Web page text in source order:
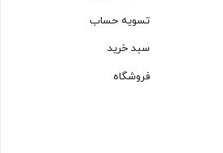
تسویه حساب
سبد خرید
فروشگاه